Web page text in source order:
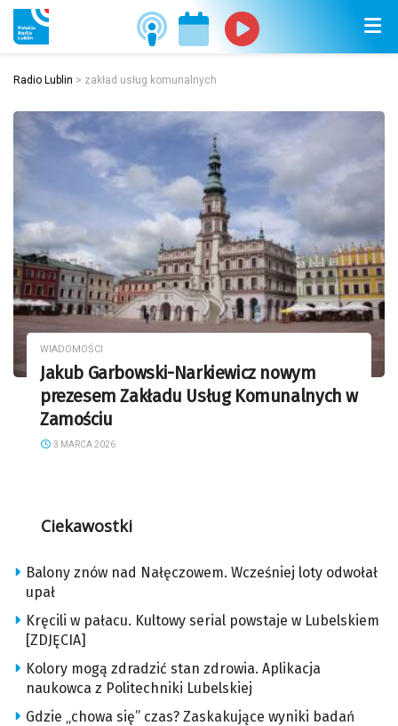
Radio Lublin > zakład usług komunalnych
WIADOMOŚCI
Jakub Garbowski-Narkiewicz nowym
prezesem Zakładu Usług Komunalnych w
Zamościu
3 MARCA 2026
Ciekawostki
Balony znów nad Nałęczowem. Wcześniej loty odwołał
upał
Kręcili w pałacu. Kultowy serial powstaje w Lubelskiem
[ZDJĘCIA]
Kolory mogą zdradzić stan zdrowia. Aplikacja
naukowca z Politechniki Lubelskiej
Gdzie „chowa się” czas? Zaskakujące wyniki badań